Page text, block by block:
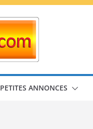
PETITES ANNONCES